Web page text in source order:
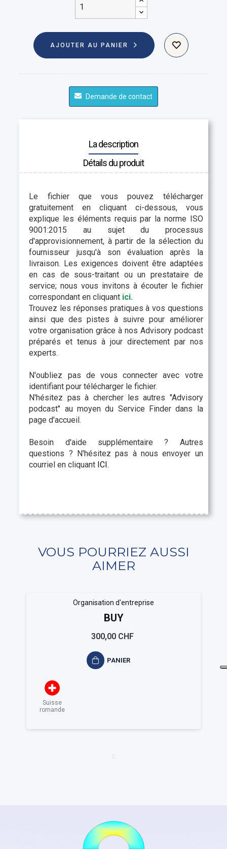
AJOUTER AU PANIER
Demande de contact
La description
Détails du produit
Le fichier que vous pouvez télécharger
gratuitement en cliquant ci-dessous, vous
explique les éléments requis par la norme ISO
9001:2015 au sujet du processus
d'approvisionnement, à partir de la sélection du
fournisseur jusqu'à son évaluation après la
livraison. Les exigences doivent être adaptées
en cas de sous-traitant ou un prestataire de
service; nous vous invitons à écouter le fichier
correspondant en cliquant ici.
Trouvez les réponses pratiques à vos questions
ainsi que des pistes à suivre pour améliorer
votre organisation grâce à nos Advisory podcast
préparés et tenus à jour directement par nos
experts.
N'oubliez pas de vous connecter avec votre
identifiant pour télécharger le fichier.
N'hésitez pas à chercher les autres "Advisory
podcast" au moyen du Service Finder dans la
page d'accueil.
Besoin d'aide supplémentaire ? Autres
questions ? N'hésitez pas à nous envoyer un
courriel en cliquant ICI.
VOUS POURRIEZ AUSSI
AIMER
Organisation d'entreprise
BUY
300,00 CHF
PANIER
Suisse
romande